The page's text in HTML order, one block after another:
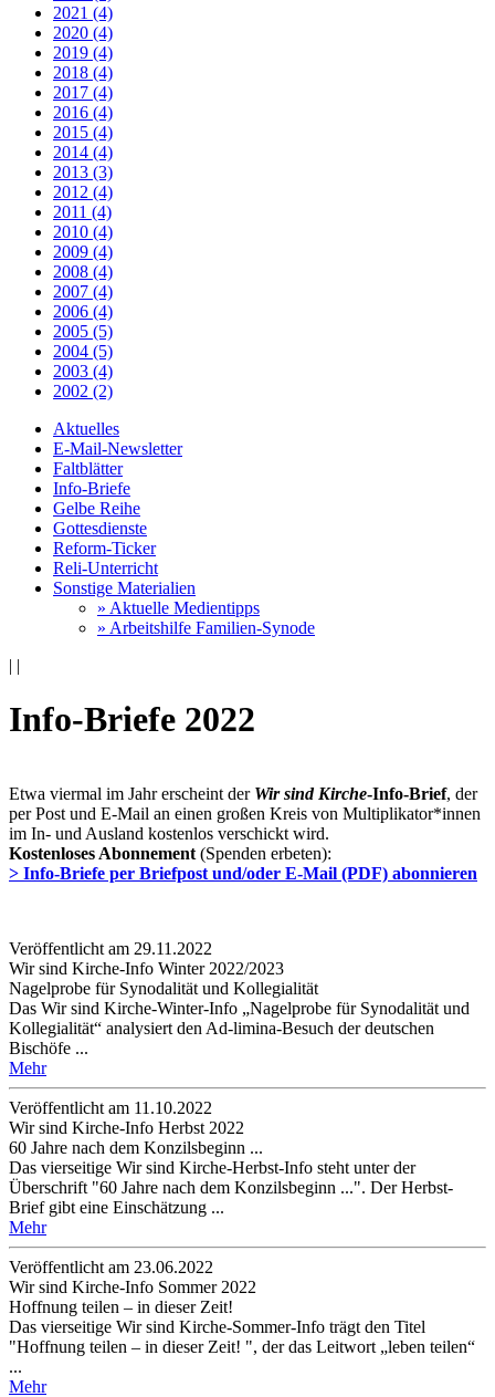
2021 (4)
2020 (4)
2019 (4)
2018 (4)
2017 (4)
2016 (4)
2015 (4)
2014 (4)
2013 (3)
2012 (4)
2011 (4)
2010 (4)
2009 (4)
2008 (4)
2007 (4)
2006 (4)
2005 (5)
2004 (5)
2003 (4)
2002 (2)
Aktuelles
E-Mail-Newsletter
Faltblätter
Info-Briefe
Gelbe Reihe
Gottesdienste
Reform-Ticker
Reli-Unterricht
Sonstige Materialien
» Aktuelle Medientipps
» Arbeitshilfe Familien-Synode
| |
Info-Briefe 2022
Etwa viermal im Jahr erscheint der Wir sind Kirche-Info-Brief, der
per Post und E-Mail an einen großen Kreis von Multiplikator*innen
im In- und Ausland kostenlos verschickt wird.
Kostenloses Abonnement (Spenden erbeten):
> Info-Briefe per Briefpost und/oder E-Mail (PDF) abonnieren
Veröffentlicht am 29­.11.2022
Wir sind Kirche-Info Winter 2022/2023
Nagelprobe für Synodalität und Kollegialität
Das Wir sind Kirche-Winter-Info „Nagelprobe für Synodalität und
Kollegialität“ analysiert den Ad-limina-Besuch der deutschen
Bischöfe ...
Mehr
Veröffentlicht am 11­.10.2022
Wir sind Kirche-Info Herbst 2022
60 Jahre nach dem Konzilsbeginn ...
Das vierseitige Wir sind Kirche-Herbst-Info steht unter der
Überschrift "60 Jahre nach dem Konzilsbeginn ...". Der Herbst-
Brief gibt eine Einschätzung ...
Mehr
Veröffentlicht am 23­.06.2022
Wir sind Kirche-Info Sommer 2022
Hoffnung teilen – in dieser Zeit!
Das vierseitige Wir sind Kirche-Sommer-Info trägt den Titel
"Hoffnung teilen – in dieser Zeit! ", der das Leitwort „leben teilen“
...
Mehr